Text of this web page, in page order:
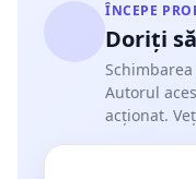
ÎNCEPE
Doriți
Autorul
acționat.